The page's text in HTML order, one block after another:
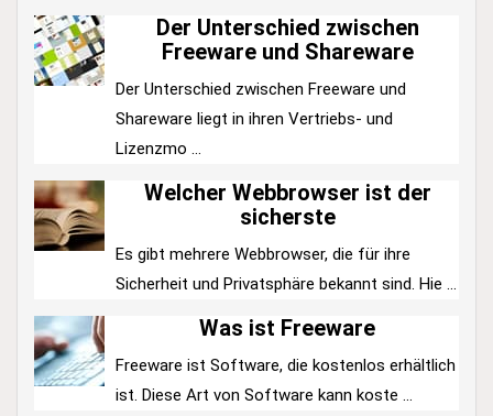
Der Unterschied zwischen
Freeware und Shareware
Der Unterschied zwischen Freeware und
Shareware liegt in ihren Vertriebs- und
Lizenzmo ...
Welcher Webbrowser ist der
sicherste
Es gibt mehrere Webbrowser, die für ihre
Sicherheit und Privatsphäre bekannt sind. Hie ...
Was ist Freeware
Freeware ist Software, die kostenlos erhältlich
ist. Diese Art von Software kann koste ...